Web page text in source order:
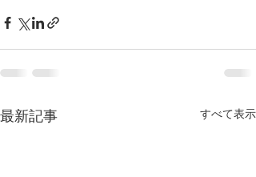
最新記事 すべて表示